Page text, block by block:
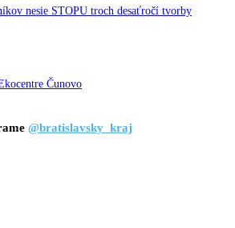
nesie STOPU troch desaťročí tvorby
Čunovo
@bratislavsky_kraj